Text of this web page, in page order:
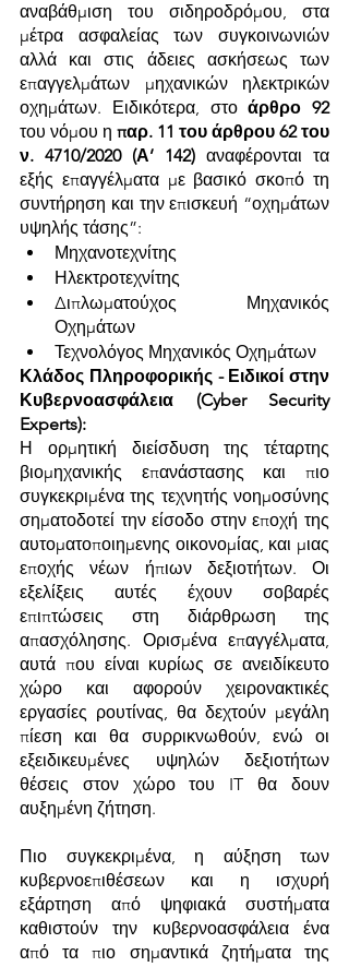
αναβάθμιση του σιδηροδρόμου, στα
μέτρα ασφαλείας των συγκοινωνιών
αλλά και στις άδειες ασκήσεως των
επαγγελμάτων μηχανικών ηλεκτρικών
οχημάτων. Ειδικότερα, στο άρθρο 92
του νόμου η παρ. 11 του άρθρου 62 του
ν. 4710/2020 (Α’ 142) αναφέρονται τα
εξής επαγγέλματα με βασικό σκοπό τη
συντήρηση και την επισκευή “οχημάτων
υψηλής τάσης”:
Μηχανοτεχνίτης
Ηλεκτροτεχνίτης
Διπλωματούχος Μηχανικός
Οχημάτων
Τεχνολόγος Μηχανικός Οχημάτων
Κλάδος Πληροφορικής - Ειδικοί στην
Κυβερνοασφάλεια (Cyber Security
Experts):
Η ορμητική διείσδυση της τέταρτης
βιομηχανικής επανάστασης και πιο
συγκεκριμένα της τεχνητής νοημοσύνης
σηματοδοτεί την είσοδο στην εποχή της
αυτοματοποιημενης οικονομίας, και μιας
εποχής νέων ήπιων δεξιοτήτων. Οι
εξελίξεις αυτές έχουν σοβαρές
επιπτώσεις στη διάρθρωση της
απασχόλησης. Ορισμένα επαγγέλματα,
αυτά που είναι κυρίως σε ανειδίκευτο
χώρο και αφορούν χειρονακτικές
εργασίες ρουτίνας, θα δεχτούν μεγάλη
πίεση και θα συρρικνωθούν, ενώ οι
εξειδικευμένες υψηλών δεξιοτήτων
θέσεις στον χώρο του IT θα δουν
αυξημένη ζήτηση.
Πιο συγκεκριμένα, η αύξηση των
κυβερνοεπιθέσεων και η ισχυρή
εξάρτηση από ψηφιακά συστήματα
καθιστούν την κυβερνοασφάλεια ένα
από τα πιο σημαντικά ζητήματα της